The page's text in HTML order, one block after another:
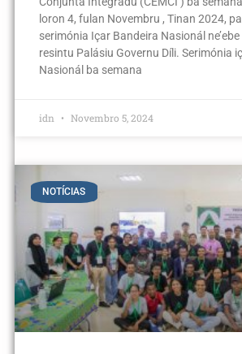
loron 4, fulan Novembru , Tinan 2024,
serimónia Içar Bandeira Nasionál
resintu Palásiu Governu Díli. Serimónia
Nasionál ba semana
idn Novembro 5, 2024
NOTÍCIAS